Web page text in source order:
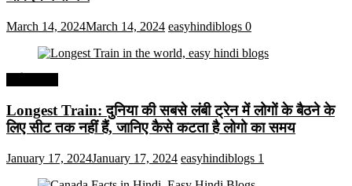
March 14, 2024March 14, 2024 easyhindiblogs 0
Longest Train: दुनिया की सबसे लंबी ट्रेन में लोगों के बैठने के
लिए सीट तक ​​नहीं हैं, जानिए कैसे कटता है लोगो का समय
January 17, 2024January 17, 2024 easyhindiblogs 1